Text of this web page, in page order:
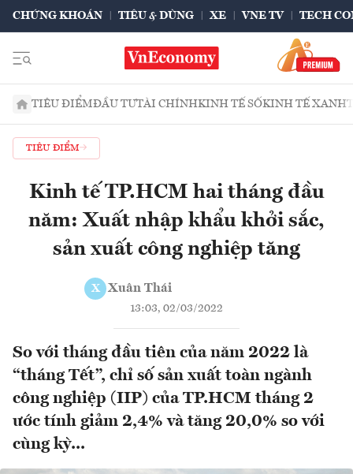
CHỨNG KHOÁN TIÊU & DÙNG XE VNE TV TECH
TIÊU ĐIỂMĐẦU TƯTÀI CHÍNHKINH TẾ SỐKINH TẾ XANH
TIÊU ĐIỂM
Kinh tế TP.HCM hai tháng đầu
năm: Xuất nhập khẩu khởi sắc,
sản xuất công nghiệp tăng
X Xuân Thái
13:03, 02/03/2022
So với tháng đầu tiên của năm 2022 là
“tháng Tết”, chỉ số sản xuất toàn ngành
công nghiệp (IIP) của TP.HCM tháng 2
ước tính giảm 2,4% và tăng 20,0% so với
cùng kỳ...